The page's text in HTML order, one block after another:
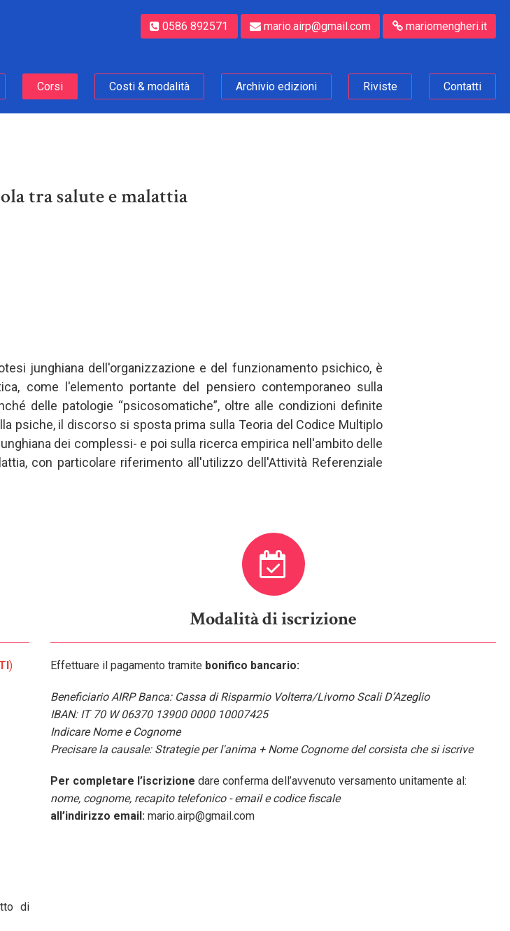
0586 892571 mario.airp@gmail.com mariomengheri.it
Corsi Costi & modalità Archivio edizioni Riviste Contatti
tra salute e malattia
junghiana dell'organizzazione e del funzionamento psichico, è
come l'elemento portante del pensiero contemporaneo sulla
delle patologie “psicosomatiche”, oltre alle condizioni definite
psiche, il discorso si sposta prima sulla Teoria del Codice Multiplo
dei complessi- e poi sulla ricerca empirica nell'ambito delle
con particolare riferimento all'utilizzo dell'Attività Referenziale
)
di
Modalità di iscrizione
Effettuare il pagamento tramite bonifico bancario:
Beneficiario AIRP Banca: Cassa di Risparmio Volterra/Livorno Scali D’Azeglio
IBAN: IT 70 W 06370 13900 0000 10007425
Indicare Nome e Cognome
Precisare la causale: Strategie per l'anima + Nome Cognome del corsista che si iscrive
Per completare l’iscrizione dare conferma dell’avvenuto versamento unitamente al:
nome, cognome, recapito telefonico - email e codice fiscale
all’indirizzo email: mario.airp@gmail.com